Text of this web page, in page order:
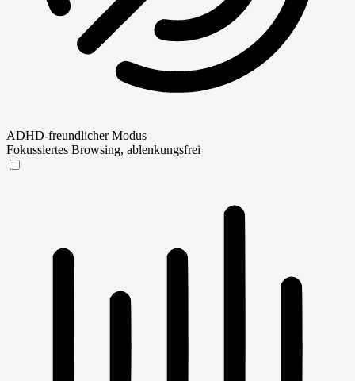
ADHD-freundlicher Modus
Fokussiertes Browsing, ablenkungsfrei